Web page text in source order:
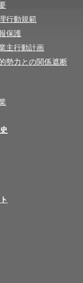
行動規範
保護
主行動計画
勢力との関係遮断